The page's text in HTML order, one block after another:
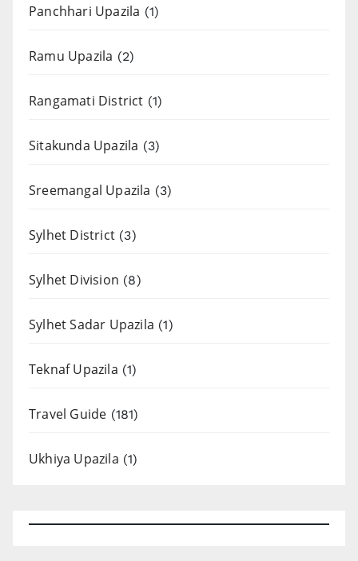
Panchhari Upazila (1)
Ramu Upazila (2)
Rangamati District (1)
Sitakunda Upazila (3)
Sreemangal Upazila (3)
Sylhet District (3)
Sylhet Division (8)
Sylhet Sadar Upazila (1)
Teknaf Upazila (1)
Travel Guide (181)
Ukhiya Upazila (1)